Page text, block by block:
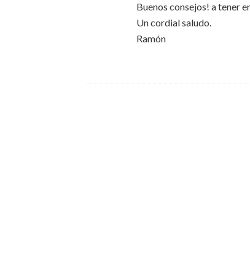
Buenos consejos! a tener
Un cordial saludo.
Ramón